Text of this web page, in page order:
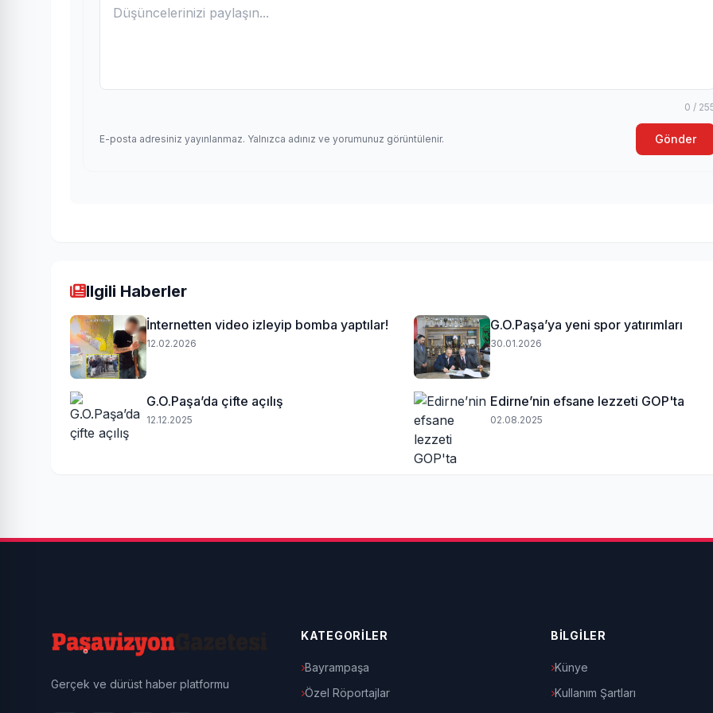
0 /
E-posta adresiniz yayınlanmaz. Yalnızca adınız ve yorumunuz görüntülenir. Gönder
Ilgili Haberler
İnternetten video izleyip bomba yaptılar!
12.02.2026
G.O.Paşa’ya yeni spor yatırımları
30.01.2026
G.O.Paşa’da çifte açılış
12.12.2025
Edirne’nin efsane lezzeti GOP'ta
02.08.2025
Gerçek ve dürüst haber platformu
KATEGORİLER
Bayrampaşa
Özel Röportajlar
BİLGİLER
Künye
Kullanım Şartları